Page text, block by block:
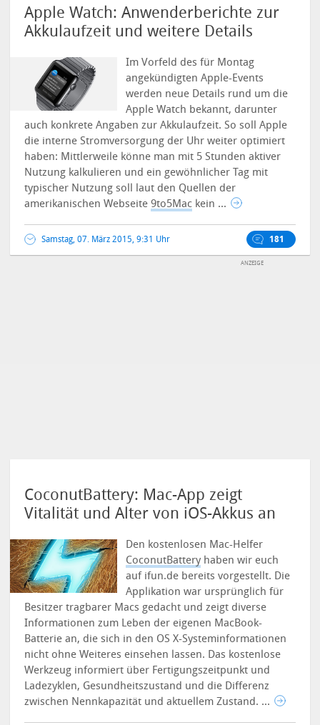
Apple Watch: Anwenderberichte zur
Akkulaufzeit und weitere Details
Im Vorfeld des für Montag
angekündigten Apple-Events
werden neue Details rund um die
Apple Watch bekannt, darunter
auch konkrete Angaben zur Akkulaufzeit. So soll Apple
die interne Stromversorgung der Uhr weiter optimiert
haben: Mittlerweile könne man mit 5 Stunden aktiver
Nutzung kalkulieren und ein gewöhnlicher Tag mit
typischer Nutzung soll laut den Quellen der
amerikanischen Webseite9to5Mac kein ...
Samstag, 07. März 2015, 9:31 Uhr 181
CoconutBattery: Mac-App zeigt
Vitalität und Alter von iOS-Akkus an
Den kostenlosen Mac-Helfer
CoconutBattery haben wir euch
auf ifun.de bereits vorgestellt. Die
Applikation war ursprünglich für
Besitzer tragbarer Macs gedacht und zeigt diverse
Informationen zum Leben der eigenen MacBook-
Batterie an, die sich in den OS X-Systeminformationen
nicht ohne Weiteres einsehen lassen. Das kostenlose
Werkzeug informiert über Fertigungszeitpunkt und
Ladezyklen, Gesundheitszustand und die Differenz
zwischen Nennkapazität und aktuellem Zustand. ...